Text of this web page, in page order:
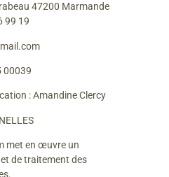
47200 Marmande
99 19
00039
: Amandine Clercy
met en œuvre un
de traitement des